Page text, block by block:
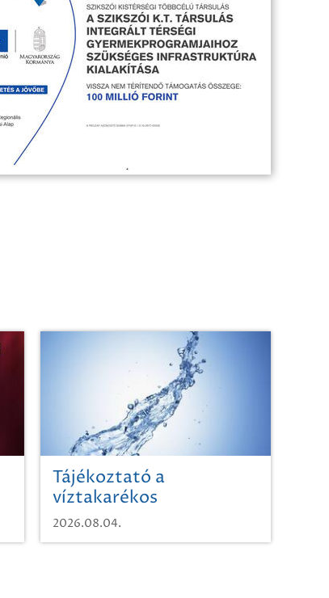
Tájékoztató a
víztakarékos
vízhasználatról
2026.08.04.